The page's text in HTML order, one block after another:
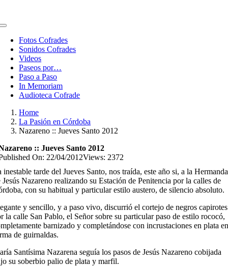
Toggle
NavigationFotos Cofrades
Sonidos Cofrades
Videos
Paseos por…
Paso a Paso
In Memoriam
Audioteca Cofrade
Home
La Pasión en Córdoba
Nazareno :: Jueves Santo 2012
:: Jueves Santo 2012
On: 22/04/2012Views: 2372
inestable tarde del Jueves Santo, nos traída, este año si, a la
Jesús Nazareno realizando su Estación de Penitencia por la calles de
con su habitual y particular estilo austero, de silencio absoluto.
y sencillo, y a paso vivo, discurrió el cortejo de negros capirotes
la calle San Pablo, el Señor sobre su particular paso de estilo rococó,
barnizado y completándose con incrustaciones en plata en
de guirnaldas.
Santísima Nazarena seguía los pasos de Jesús Nazareno cobijada
su soberbio palio de plata y marfil.